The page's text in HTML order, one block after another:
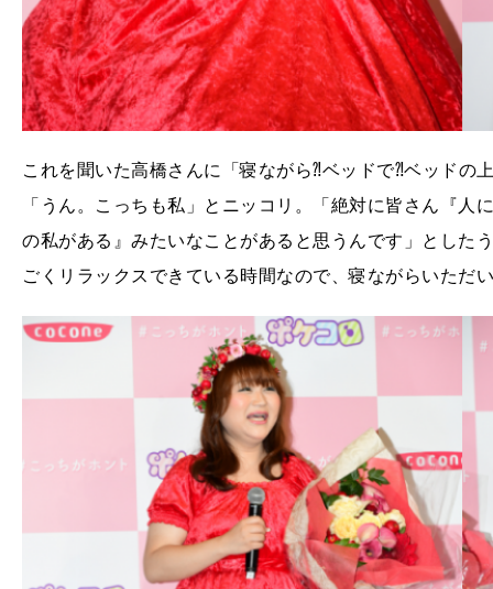
これを聞いた高橋さんに「寝ながら⁈ベッドで⁈ベッドの
「うん。こっちも私」とニッコリ。「絶対に皆さん『
の私がある』みたいなことがあると思うんです」とした
ごくリラックスできている時間なので、寝ながらいただ